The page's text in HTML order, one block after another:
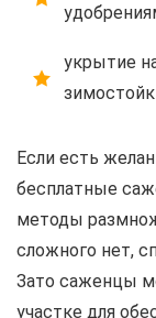
укрытие
Если есть
бесплатные
методы
сложного нет,
Зато саженцы
участке для